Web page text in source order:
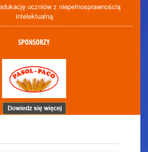
uczniów z niepełnosprawnością
intelektualną